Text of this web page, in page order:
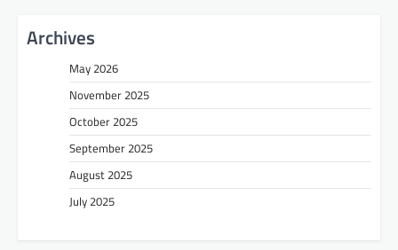
Archives
May 2026
November 2025
October 2025
September 2025
August 2025
July 2025